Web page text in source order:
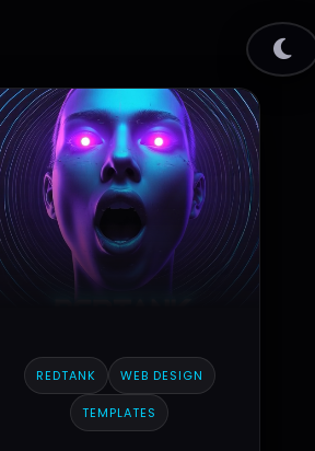
REDTANK
WEB DESIGN
TEMPLATES